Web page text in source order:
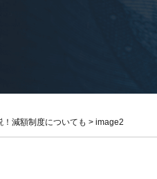
減額制度についても > image2